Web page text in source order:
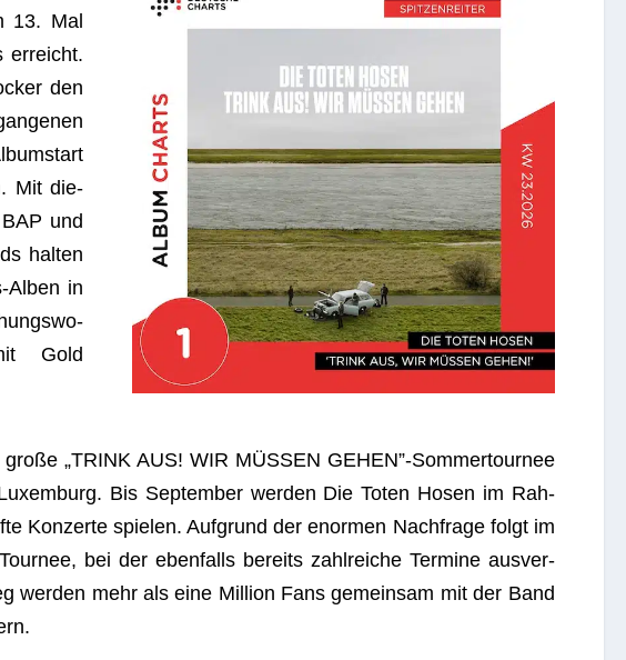
13. Mal
erreicht.
den
Mit die­
und
hal­ten
Alben in
Gold
„TRINK AUS! WIR MÜSSEN GEHEN”-Sommertournee
Bis Sep­tem­ber wer­den Die Toten Hosen im Rah­
Kon­zerte spie­len. Auf­grund der enor­men Nach­frage folgt im
bei der eben­falls bereits zahl­rei­che Ter­mine aus­ver­
wer­den mehr als eine Mil­lion Fans gemein­sam mit der Band